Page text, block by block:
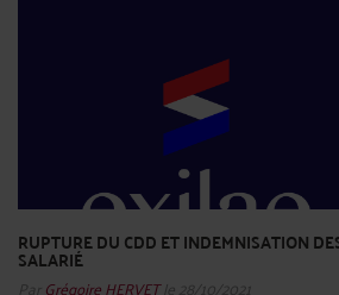
RUPTURE DU CDD ET INDEMNISATION
SALARIÉ
Par Grégoire HERVETle 28/10/2021